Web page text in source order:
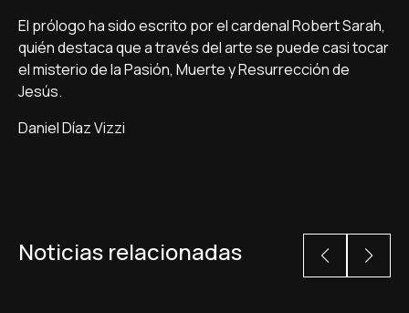
El prólogo ha sido escrito por el cardenal Robert Sarah,
quién destaca que a través del arte se puede casi tocar
el misterio de la Pasión, Muerte y Resurrección de
Jesús.
Daniel Díaz Vizzi
Noticias relacionadas